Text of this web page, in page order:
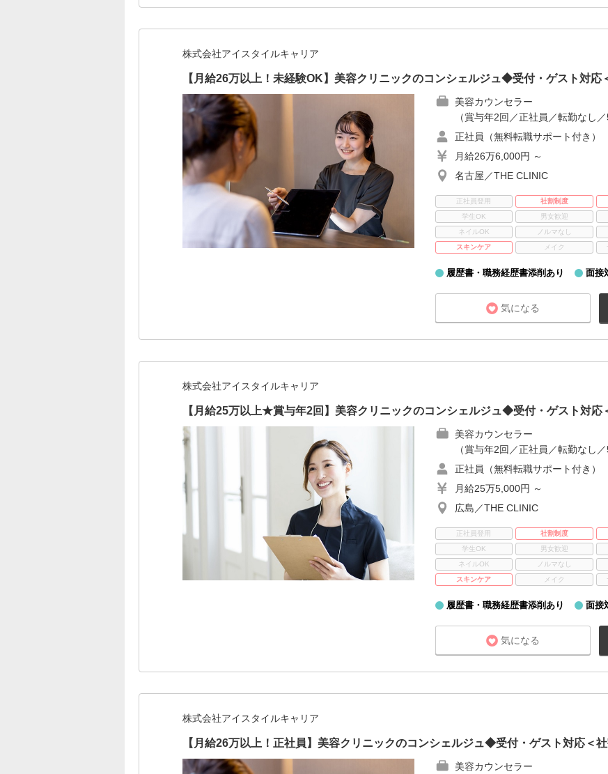
株式会社アイスタイルキャリア
【月給26万以上！未経験OK】美容クリニックのコンシェルジュ◆受付・ゲスト対応
美容カウンセラー
（賞与年2回／正社員／転勤なし
正社員（無料転職サポート付き）
月給26万6,000円 ～
名古屋／THE CLINIC
正社員登用 社割制度
学生OK
男女歓迎
ネイルOK
ノルマなし
スキンケア
メイク
履歴書・職務経歴書添削あり 面接
気になる
株式会社アイスタイルキャリア
【月給25万以上★賞与年2回】美容クリニックのコンシェルジュ◆受付・ゲスト対応
美容カウンセラー
（賞与年2回／正社員／転勤なし
正社員（無料転職サポート付き）
月給25万5,000円 ～
広島／THE CLINIC
正社員登用 社割制度
学生OK
男女歓迎
ネイルOK
ノルマなし
スキンケア
メイク
履歴書・職務経歴書添削あり 面接
気になる
株式会社アイスタイルキャリア
【月給26万以上！正社員】美容クリニックのコンシェルジュ◆受付・ゲスト対応＜
美容カウンセラー